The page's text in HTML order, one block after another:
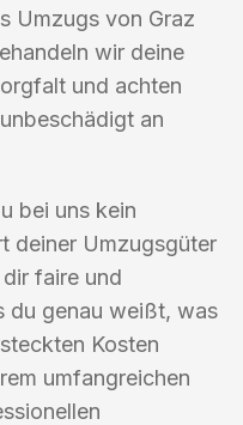
Umzugs von Graz
wir deine
und achten
an
bei uns kein
deiner Umzugsgüter
faire und
du genau weißt, was
Kosten
umfangreichen